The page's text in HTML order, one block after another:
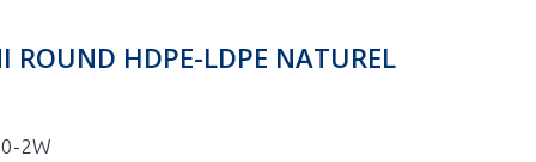
ROUND HDPE-LDPE NATUREL
2W